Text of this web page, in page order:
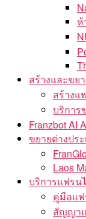
ห้
สร้างและขย
สร้างแ
บริการ
Franzbot AI
ขยายต่างปร
Laos
บริการแฟรน
คู่มือแฟ
สัญญา